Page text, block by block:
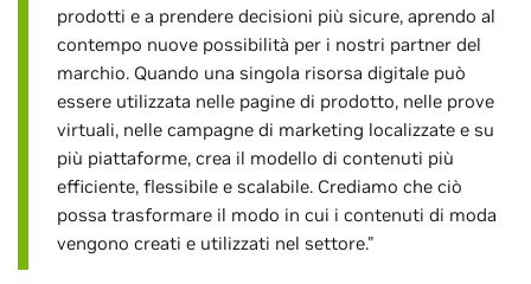
prodotti e a prendere decisioni più sicure, aprendo al
contempo nuove possibilità per i nostri partner del
marchio. Quando una singola risorsa digitale può
essere utilizzata nelle pagine di prodotto, nelle prove
virtuali, nelle campagne di marketing localizzate e su
più piattaforme, crea il modello di contenuti più
efficiente, flessibile e scalabile. Crediamo che ciò
possa trasformare il modo in cui i contenuti di moda
vengono creati e utilizzati nel settore."